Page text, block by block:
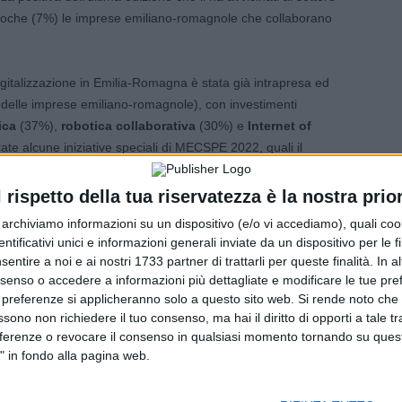
rispetto della tua riservatezza è la nostra
informazioni su un dispositivo (e/o vi accediamo), quali
unici e informazioni generali inviate da un dispositivo per le
a noi e ai nostri 1733 partner di trattarli per queste finalità. In
o accedere a informazioni più dettagliate e modificare le tue
si applicheranno solo a questo sito web. Si rende noto
non richiedere il tuo consenso, ma hai il diritto di opporti a tale
o revocare il consenso in qualsiasi momento tornando su
in fondo alla pagina web.
(7%) le imprese emiliano-romagnole che collaborano
in Emilia-Romagna è stata già intrapresa ed
imprese emiliano-romagnole), con investimenti
(37%), robotica collaborativa (30%) e Internet of
alcune iniziative speciali di MECSPE 2022, quali il
indipendente sulla Simulazione CAE in ambito
si terrà il“ Solution Award”, ovvero ilPremio
essere crescita
della formazioneper la manifattura, in quanto il
il bagaglio di